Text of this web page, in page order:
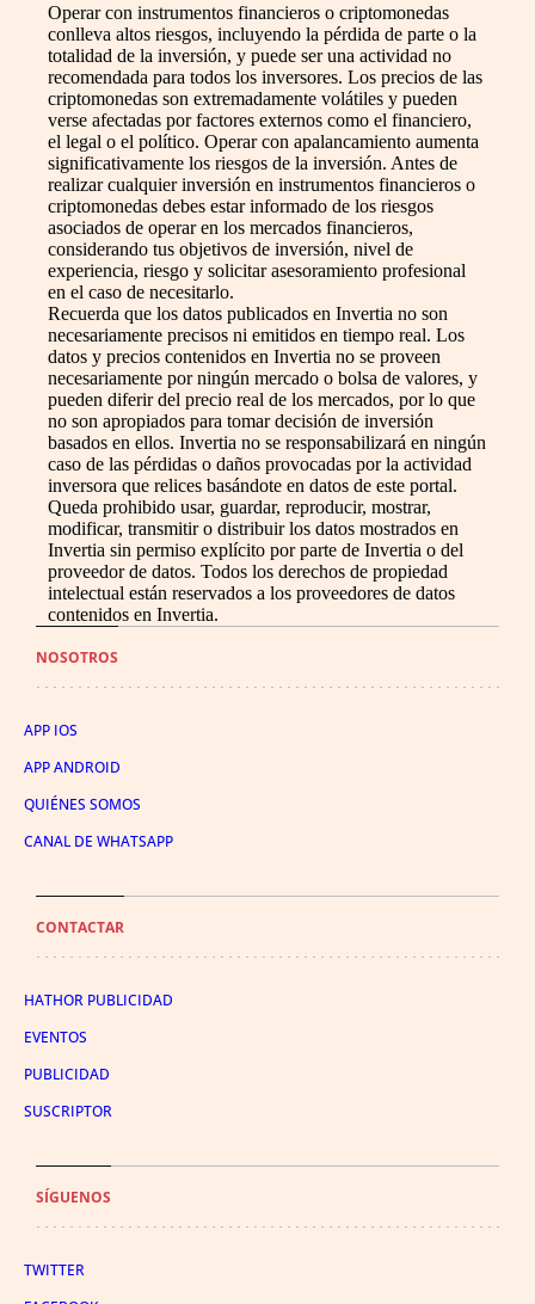
Operar con instrumentos financieros o criptomonedas
conlleva altos riesgos, incluyendo la pérdida de parte o la
totalidad de la inversión, y puede ser una actividad no
recomendada para todos los inversores. Los precios de las
criptomonedas son extremadamente volátiles y pueden
verse afectadas por factores externos como el financiero,
el legal o el político. Operar con apalancamiento aumenta
significativamente los riesgos de la inversión. Antes de
realizar cualquier inversión en instrumentos financieros o
criptomonedas debes estar informado de los riesgos
asociados de operar en los mercados financieros,
considerando tus objetivos de inversión, nivel de
experiencia, riesgo y solicitar asesoramiento profesional
en el caso de necesitarlo.
Recuerda que los datos publicados en Invertia no son
necesariamente precisos ni emitidos en tiempo real. Los
datos y precios contenidos en Invertia no se proveen
necesariamente por ningún mercado o bolsa de valores, y
pueden diferir del precio real de los mercados, por lo que
no son apropiados para tomar decisión de inversión
basados en ellos. Invertia no se responsabilizará en ningún
caso de las pérdidas o daños provocadas por la actividad
inversora que relices basándote en datos de este portal.
Queda prohibido usar, guardar, reproducir, mostrar,
modificar, transmitir o distribuir los datos mostrados en
Invertia sin permiso explícito por parte de Invertia o del
proveedor de datos. Todos los derechos de propiedad
intelectual están reservados a los proveedores de datos
contenidos en Invertia.
NOSOTROS
APP IOS
APP ANDROID
QUIÉNES SOMOS
CANAL DE WHATSAPP
CONTACTAR
HATHOR PUBLICIDAD
EVENTOS
PUBLICIDAD
SUSCRIPTOR
SÍGUENOS
TWITTER